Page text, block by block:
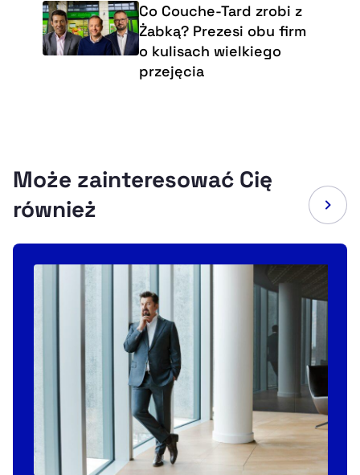
Co Couche-Tard zrobi z
Żabką? Prezesi obu firm
o kulisach wielkiego
przejęcia
Może zainteresować Cię
również